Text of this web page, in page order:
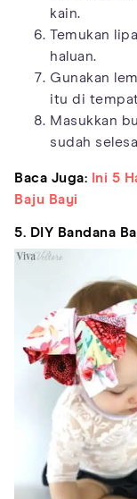
kain.
Temukan
haluan.
Gunakan
itu di
Masukkan
sudah
Baca Juga:
Ini 5
Baju Bayi
5. DIY Bandana